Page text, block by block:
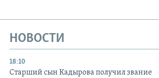
НОВОСТИ
18:10
Старший сын Кадырова получил звание